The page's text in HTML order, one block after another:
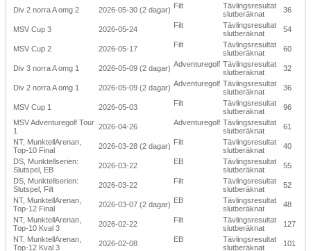
Div 2 norra A omg 2 2026-05-30 (2 dagar) Filt
Tävlingsresultat
slutberäknat
36
MSV Cup 3 2026-05-24 Filt
Tävlingsresultat
slutberäknat
54
MSV Cup 2 2026-05-17 Filt
Tävlingsresultat
slutberäknat
60
Div 3 norra A omg 1 2026-05-09 (2 dagar) Adventuregolf Tävlingsresultat
slutberäknat
32
Div 2 norra A omg 1 2026-05-09 (2 dagar) Adventuregolf Tävlingsresultat
slutberäknat
36
MSV Cup 1 2026-05-03 Filt
Tävlingsresultat
slutberäknat
96
MSV Adventuregolf Tour
1
2026-04-26 Adventuregolf Tävlingsresultat
slutberäknat
61
NT, MunktellArenan,
Top-10 Final
2026-03-28 (2 dagar) Filt
Tävlingsresultat
slutberäknat
40
DS, Munktellserien:
Slutspel, EB
2026-03-22 EB
Tävlingsresultat
slutberäknat
55
DS, Munktellserien:
Slutspel, Filt
2026-03-22 Filt
Tävlingsresultat
slutberäknat
52
NT, MunktellArenan,
Top-12 Final
2026-03-07 (2 dagar) EB
Tävlingsresultat
slutberäknat
48
NT, MunktellArenan,
Top-10 Kval 3
2026-02-22 Filt
Tävlingsresultat
slutberäknat
127
NT, MunktellArenan,
Top-12 Kval 3
2026-02-08 EB
Tävlingsresultat
slutberäknat
101